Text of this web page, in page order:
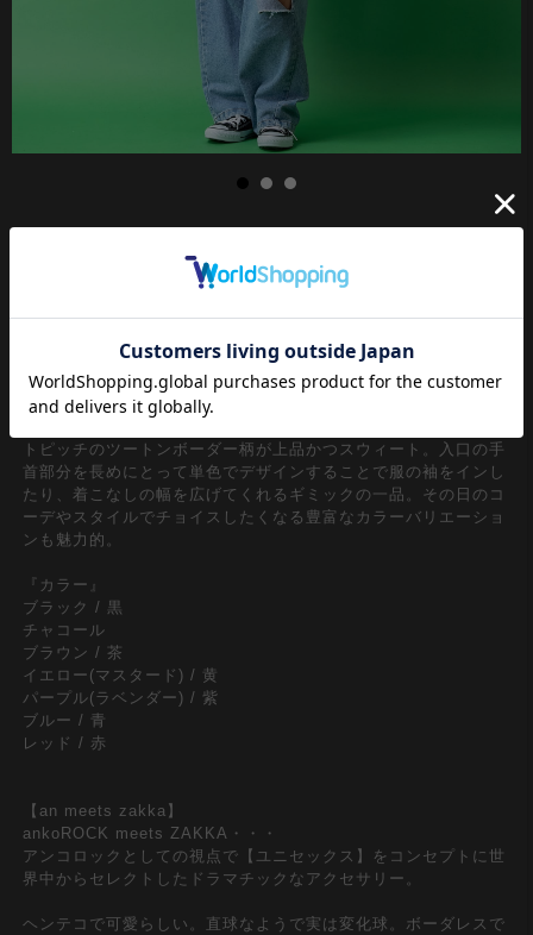
んのこと、90ｓリバイバル/Y2Kファッション、トレンドの古着
ミックススタイルにも相性抜群な身に着けるだけでレトロな雰囲
気をプラスできるアクセサリーとしてもメンズレディース問わず
るひとさし指や親指に切れ目を入れたスマホ対応タイプが機能
的。
トピッチのツートンボーダー柄が上品かつスウィート。入口の手
首部分を長めにとって単色でデザインすることで服の袖をインし
たり、着こなしの幅を広げてくれるギミックの一品。その日のコ
ーデやスタイルでチョイスしたくなる豊富なカラーバリエーショ
ンも魅力的。
『カラー』
ブラック / 黒
チャコール
ブラウン / 茶
イエロー(マスタード) / 黄
パープル(ラベンダー) / 紫
ブルー / 青
レッド / 赤
【an meets zakka】
ankoROCK meets ZAKKA・・・
アンコロックとしての視点で【ユニセックス】をコンセプトに世
界中からセレクトしたドラマチックなアクセサリー。
ヘンテコで可愛らしい。直球なようで実は変化球。ボーダレスで